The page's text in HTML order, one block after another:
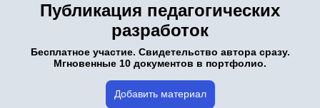
Публикация педагогических
разработок
Бесплатное участие. Свидетельство автора сразу.
Мгновенные 10 документов в портфолио.
Добавить материал